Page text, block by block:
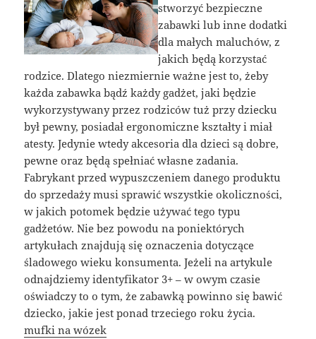
stworzyć bezpieczne
zabawki lub inne dodatki
dla małych maluchów, z
jakich będą korzystać
rodzice. Dlatego niezmiernie ważne jest to, żeby
każda zabawka bądź każdy gadżet, jaki będzie
wykorzystywany przez rodziców tuż przy dziecku
był pewny, posiadał ergonomiczne kształty i miał
atesty. Jedynie wtedy akcesoria dla dzieci są dobre,
pewne oraz będą spełniać własne zadania.
Fabrykant przed wypuszczeniem danego produktu
do sprzedaży musi sprawić wszystkie okoliczności,
w jakich potomek będzie używać tego typu
gadżetów. Nie bez powodu na poniektórych
artykułach znajdują się oznaczenia dotyczące
śladowego wieku konsumenta. Jeżeli na artykule
odnajdziemy identyfikator 3+ – w owym czasie
oświadczy to o tym, że zabawką powinno się bawić
dziecko, jakie jest ponad trzeciego roku życia.
mufki na wózek